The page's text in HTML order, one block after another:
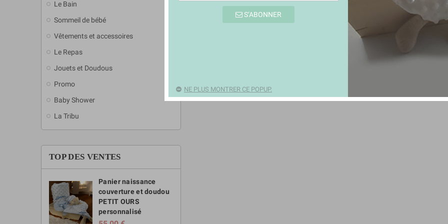
Le Bain
Sommeil de bébé
Vêtements et accessoires
Le Repas
Jouets et Doudous
Promo
Baby Shower
La Tribu
TOP DES VENTES
Panier naissance
couverture et doudou
PETIT OURS
personnalisé
Veuillez essayer d'autres mots-clés pour décrire ce que vous recherchez.
S’ABONNER
NE PLUS MONTRER CE POPUP.